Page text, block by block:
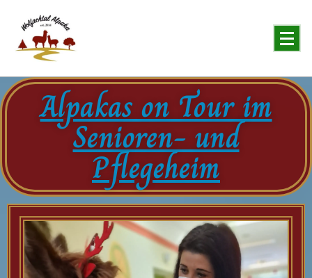
Alpakas on Tour im
Senioren- und
Pflegeheim